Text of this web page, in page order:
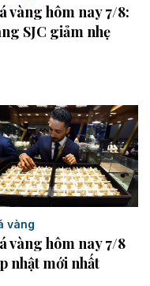
vàng hôm nay 7/8:
SJC giảm nhẹ
vàng
vàng hôm nay 7/8
nhật mới nhất